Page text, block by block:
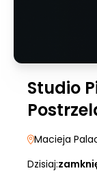
Studio
Macieja
Dzisiaj: